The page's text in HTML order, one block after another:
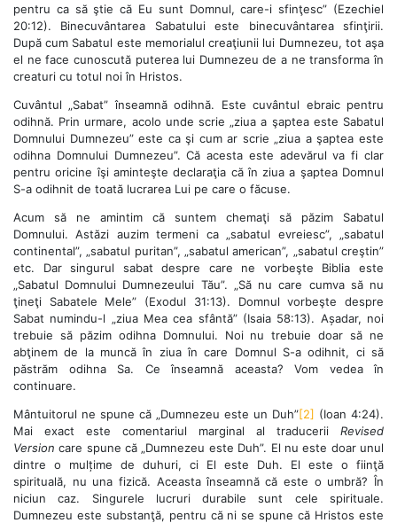
pentru ca să ştie că Eu sunt Domnul, care-i sfinţesc” (Ezechiel
20:12). Binecuvântarea Sabatului este binecuvântarea sfinţirii.
După cum Sabatul este memorialul creaţiunii lui Dumnezeu, tot aşa
el ne face cunoscută puterea lui Dumnezeu de a ne transforma în
creaturi cu totul noi în Hristos.
Cuvântul „Sabat” înseamnă odihnă. Este cuvântul ebraic pentru
odihnă. Prin urmare, acolo unde scrie „ziua a şaptea este Sabatul
Domnului Dumnezeu” este ca şi cum ar scrie „ziua a şaptea este
odihna Domnului Dumnezeu”. Că acesta este adevărul va fi clar
pentru oricine îşi aminteşte declaraţia că în ziua a şaptea Domnul
S-a odihnit de toată lucrarea Lui pe care o făcuse.
Acum să ne amintim că suntem chemaţi să păzim Sabatul
Domnului. Astăzi auzim termeni ca „sabatul evreiesc”, „sabatul
continental”, „sabatul puritan”, „sabatul american”, „sabatul creştin”
etc. Dar singurul sabat despre care ne vorbeşte Biblia este
„Sabatul Domnului Dumnezeului Tău”. „Să nu care cumva să nu
ţineţi Sabatele Mele” (Exodul 31:13). Domnul vorbeşte despre
Sabat numindu-l „ziua Mea cea sfântă” (Isaia 58:13). Așadar, noi
trebuie să păzim odihna Domnului. Noi nu trebuie doar să ne
abţinem de la muncă în ziua în care Domnul S-a odihnit, ci să
păstrăm odihna Sa. Ce înseamnă aceasta? Vom vedea în
continuare.
Mântuitorul ne spune că „Dumnezeu este un Duh”[2] (Ioan 4:24).
Mai exact este comentariul marginal al traducerii Revised
Version care spune că „Dumnezeu este Duh”. El nu este doar unul
dintre o mulțime de duhuri, ci El este Duh. El este o fiinţă
spirituală, nu una fizică. Aceasta înseamnă că este o umbră? În
niciun caz. Singurele lucruri durabile sunt cele spirituale.
Dumnezeu este substanţă, pentru că ni se spune că Hristos este